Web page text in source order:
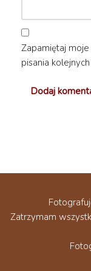
Zapamiętaj
pisania
Zatrzymam